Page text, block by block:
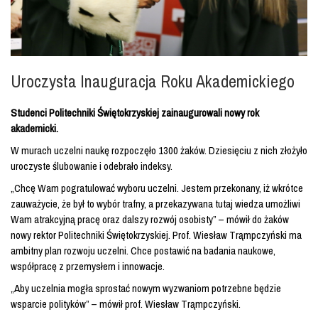
Uroczysta Inauguracja Roku Akademickiego
Studenci Politechniki Świętokrzyskiej zainaugurowali nowy rok
akademicki.
W murach uczelni naukę rozpoczęło 1300 żaków. Dziesięciu z nich złożyło
uroczyste ślubowanie i odebrało indeksy.
„Chcę Wam pogratulować wyboru uczelni. Jestem przekonany, iż wkrótce
zauważycie, że był to wybór trafny, a przekazywana tutaj wiedza umożliwi
Wam atrakcyjną pracę oraz dalszy rozwój osobisty” – mówił do żaków
nowy rektor Politechniki Świętokrzyskiej. Prof. Wiesław Trąmpczyński ma
ambitny plan rozwoju uczelni. Chce postawić na badania naukowe,
współpracę z przemysłem i innowacje.
„Aby uczelnia mogła sprostać nowym wyzwaniom potrzebne będzie
wsparcie polityków” – mówił prof. Wiesław Trąmpczyński.